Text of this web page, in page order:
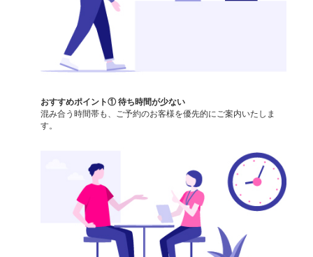
おすすめポイント① 待ち時間が少ない
混み合う時間帯も、ご予約のお客様を優先的にご案内いたしま
す。